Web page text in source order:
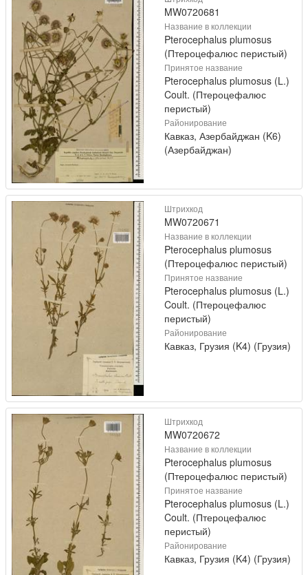
MW0720681
Название в коллекции
Pterocephalus plumosus
(Птероцефалюс перистый)
Принятое название
Pterocephalus plumosus (L.)
Coult. (Птероцефалюс
перистый)
Районирование
Кавказ, Азербайджан (K6)
(Азербайджан)
Штрихкод
MW0720671
Название в коллекции
Pterocephalus plumosus
(Птероцефалюс перистый)
Принятое название
Pterocephalus plumosus (L.)
Coult. (Птероцефалюс
перистый)
Районирование
Кавказ, Грузия (K4) (Грузия)
Штрихкод
MW0720672
Название в коллекции
Pterocephalus plumosus
(Птероцефалюс перистый)
Принятое название
Pterocephalus plumosus (L.)
Coult. (Птероцефалюс
перистый)
Районирование
Кавказ, Грузия (K4) (Грузия)